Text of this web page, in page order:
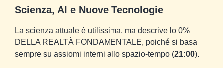
Scienza, AI e Nuove Tecnologie
La scienza attuale è utilissima, ma descrive lo 0%
DELLA REALTÀ FONDAMENTALE, poiché si basa
sempre su assiomi interni allo spazio-tempo (21:00).